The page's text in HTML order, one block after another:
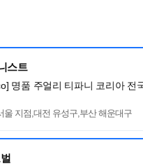
스트
명품 주얼리 티파니 코리아 전
울 지점,대전 유성구,부산 해운대구